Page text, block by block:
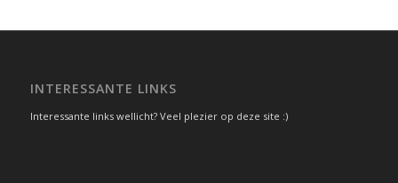
INTERESSANTE LINKS
Interessante links wellicht? Veel plezier op deze site :)